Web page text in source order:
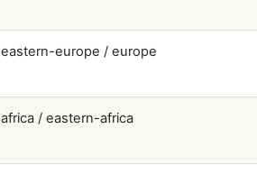
eastern-europe / europe
africa / eastern-africa